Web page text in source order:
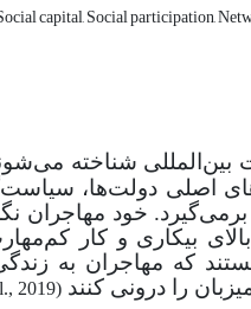
capital, Social participation,
بین‌المللی شناخته
اصلی دولت‌ها،
خود مهاجران
بیکاری و کار
که مهاجران به
را د‌رونی کنند (
2019